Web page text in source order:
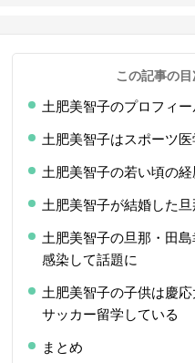
この記事の目
土肥美智子のプロフィ
土肥美智子はスポーツ
土肥美智子の若い頃の
土肥美智子が結婚した
土肥美智子の旦那・田
感染して話題に
土肥美智子の子供は慶
サッカー留学している
まとめ